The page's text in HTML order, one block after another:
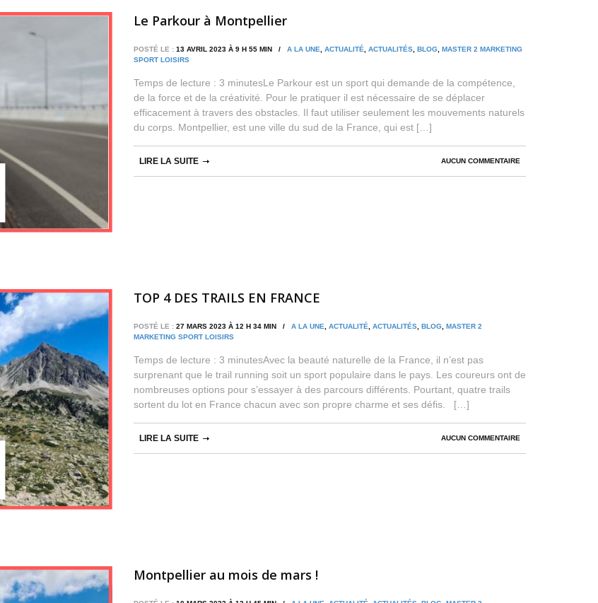
Le Parkour à Montpellier
POSTÉ LE : 13 AVRIL 2023 À 9 H 55 MIN / A LA UNE ACTUALITÉ ACTUALITÉS BLOG MASTER 2 MARKETING
SPORT LOISIRS
Temps de lecture : 3 minutesLe Parkour est un sport qui demande de la compétence,
de la force et de la créativité. Pour le pratiquer il est nécessaire de se déplacer
efficacement à travers des obstacles. Il faut utiliser seulement les mouvements naturels
du corps. Montpellier, est une ville du sud de la France, qui est […]
AUCUN COMMENTAIRE
LIRE LA SUITE
TOP 4 DES TRAILS EN FRANCE
POSTÉ LE : 27 MARS 2023 À 12 H 34 MIN / A LA UNE ACTUALITÉ ACTUALITÉS BLOG MASTER 2
MARKETING SPORT LOISIRS
Temps de lecture : 3 minutesAvec la beauté naturelle de la France, il n’est pas
surprenant que le trail running soit un sport populaire dans le pays. Les coureurs ont de
nombreuses options pour s’essayer à des parcours différents. Pourtant, quatre trails
sortent du lot en France chacun avec son propre charme et ses défis. […]
AUCUN COMMENTAIRE
LIRE LA SUITE
Montpellier au mois de mars !